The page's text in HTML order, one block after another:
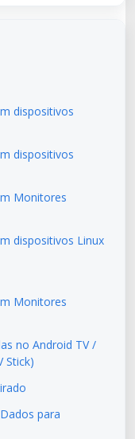
dispositivos
dispositivos
Monitores
dispositivos Linux
Monitores
no Android TV /
Stick)
para